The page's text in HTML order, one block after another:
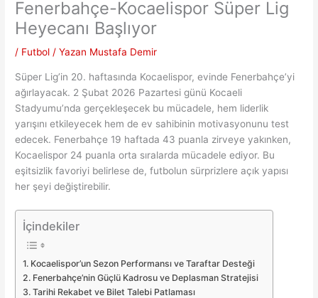
Fenerbahçe-Kocaelispor Süper Lig
Heyecanı Başlıyor
/ Futbol / Yazan Mustafa Demir
Süper Lig’in 20. haftasında Kocaelispor, evinde Fenerbahçe’yi
ağırlayacak. 2 Şubat 2026 Pazartesi günü Kocaeli
Stadyumu’nda gerçekleşecek bu mücadele, hem liderlik
yarışını etkileyecek hem de ev sahibinin motivasyonunu test
edecek. Fenerbahçe 19 haftada 43 puanla zirveye yakınken,
Kocaelispor 24 puanla orta sıralarda mücadele ediyor. Bu
eşitsizlik favoriyi belirlese de, futbolun sürprizlere açık yapısı
her şeyi değiştirebilir.
İçindekiler
Kocaelispor’un Sezon Performansı ve Taraftar Desteği
Fenerbahçe’nin Güçlü Kadrosu ve Deplasman Stratejisi
Tarihi Rekabet ve Bilet Talebi Patlaması